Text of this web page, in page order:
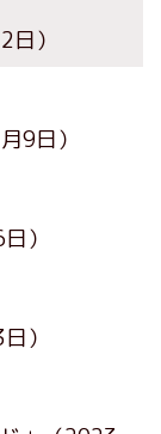
日）
9日）
）
）